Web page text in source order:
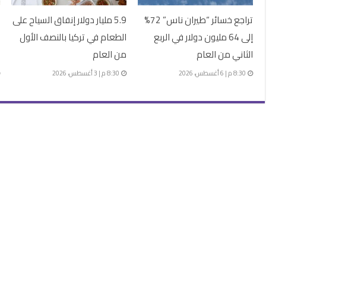
تراجع خسائر “طيران ناس” 72%
إلى 64 مليون دولار في الربع
الثاني من العام
8:30 م | 6 أغسطس، 2026
5.9 مليار دولار إنفاق السياح على
الطعام في تركيا بالنصف الأول
من العام
8:30 م | 3 أغسطس، 2026